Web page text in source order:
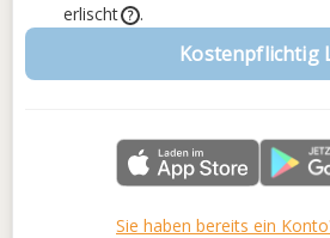
erlischt
? .
Kostenpflichtig
Sie haben bereits ein